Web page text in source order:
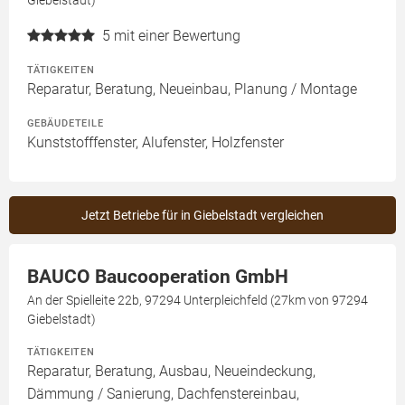
5 mit einer Bewertung
TÄTIGKEITEN
Reparatur, Beratung, Neueinbau, Planung / Montage
GEBÄUDETEILE
Kunststofffenster, Alufenster, Holzfenster
Jetzt Betriebe für in Giebelstadt vergleichen
BAUCO Baucooperation GmbH
An der Spielleite 22b, 97294 Unterpleichfeld (27km von 97294
Giebelstadt)
TÄTIGKEITEN
Reparatur, Beratung, Ausbau, Neueindeckung,
Dämmung / Sanierung, Dachfenstereinbau,